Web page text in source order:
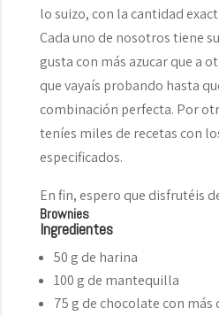
lo suizo, con la cantidad
Cada uno de nosotros tiene
gusta con más azucar que a
que vayaís probando hasta
combinación perfecta. Por
teníes miles de recetas con
especificados.
En fin, espero que disfrutéis
Brownies
Ingredientes
50 g de harina
100 g de mantequilla
75 g de chocolate con más